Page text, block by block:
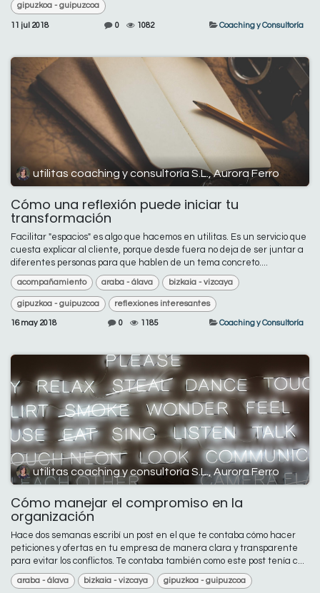
gipuzkoa - guipuzcoa
11 jul 2018 0 1082 Coaching y Consultoría
utilitas coaching y consultoría S.L., Aurora Ferro
Cómo una reflexión puede iniciar tu
transformación
Facilitar "espacios" es algo que hacemos en utilitas. Es un servicio que
cuesta explicar al cliente, porque desde fuera no deja de ser juntar a
diferentes personas para que hablen de un tema concreto....
acompañamiento araba - álava bizkaia - vizcaya
gipuzkoa - guipuzcoa reflexiones interesantes
16 may 2018 0 1185 Coaching y Consultoría
utilitas coaching y consultoría S.L., Aurora Ferro
Cómo manejar el compromiso en la
organización
Hace dos semanas escribí un post en el que te contaba cómo hacer
peticiones y ofertas en tu empresa de manera clara y transparente
para evitar los conflictos. Te contaba también como este post tenía c...
araba - álava bizkaia - vizcaya gipuzkoa - guipuzcoa